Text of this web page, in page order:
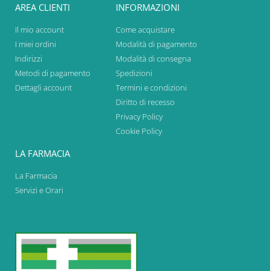
AREA CLIENTI
Il mio account
I miei ordini
Indirizzi
Metodi di pagamento
Dettagli account
INFORMAZIONI
Come acquistare
Modalità di pagamento
Modalità di consegna
Spedizioni
Termini e condizioni
Diritto di recesso
Privacy Policy
Cookie Policy
LA FARMACIA
La Farmacia
Servizi e Orari